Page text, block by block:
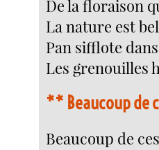
De la floraison
La nature est
Pan sifflote
Les grenouilles
** Beaucoup de
Beaucoup de